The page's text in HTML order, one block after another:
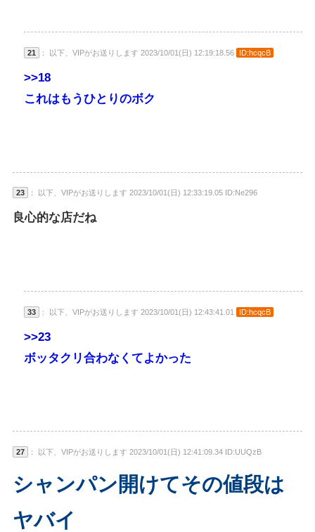
21 ： 以下、VIPがお送りします 2023/10/01(日) 12:19:18.56 ID:hcqcB
>>18
これはもうひとりのボク
23 ： 以下、VIPがお送りします 2023/10/01(日) 12:33:19.05 ID:Ne296
良心的な店だね
33 ： 以下、VIPがお送りします 2023/10/01(日) 12:43:41.01 ID:hcqcB
>>23
ボッタクリ合わなくてよかった
27 ： 以下、VIPがお送りします 2023/10/01(日) 12:41:09.34 ID:UUQzB
シャンパン開けてその値段は
ヤバイ